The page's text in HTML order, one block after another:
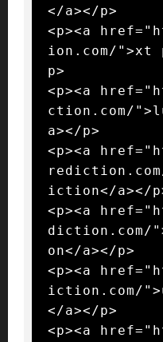
</a></p>
<p><a
ion.com/">xt
p>
<p><a
ction.com/
a></p>
<p><a
iction</a></
<p><a
diction.com/
on</a></p>
<p><a
iction.com/
</a></p>
<p><a